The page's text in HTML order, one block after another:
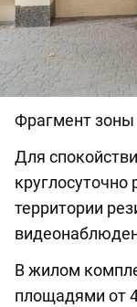
Фрагмент
Для
круглосуточно
территории
В жилом
площадями от